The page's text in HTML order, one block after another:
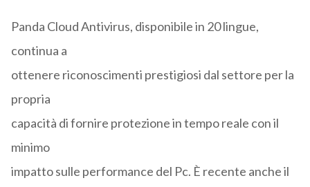
Panda Cloud Antivirus, disponibile in 20 lingue,
continua a
ottenere riconoscimenti prestigiosi dal settore per la
propria
capacità di fornire protezione in tempo reale con il
minimo
impatto sulle performance del Pc. È recente anche il